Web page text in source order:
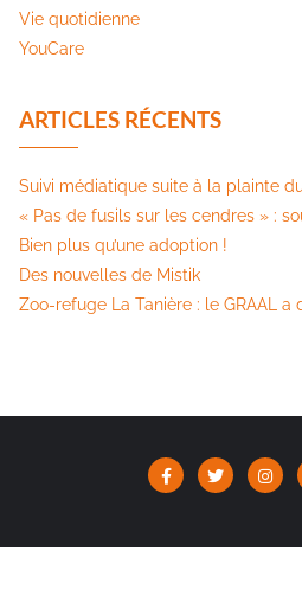
Vie quotidienne
YouCare
ARTICLES RÉCENTS
Suivi médiatique suite à la plainte du
« Pas de fusils sur les cendres » :
Bien plus qu’une adoption !
Des nouvelles de Mistik
Zoo-refuge La Tanière : le GRAAL